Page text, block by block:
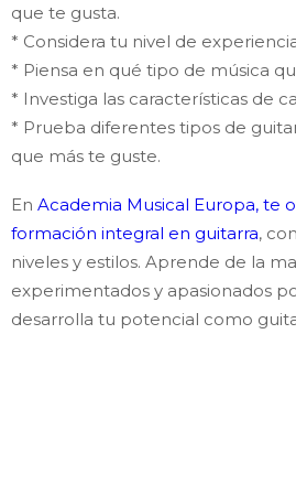
que te gusta.
* Considera tu nivel de
* Piensa en qué tipo de música
* Investiga las características de
* Prueba diferentes tipos de
que más te guste.
En Academia Musical Europa, te
formación integral en guitarra,
niveles y estilos. Aprende de la
experimentados y apasionados
desarrolla tu potencial como